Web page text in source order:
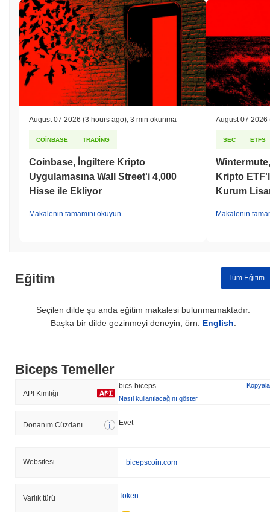
August 07 2026 (3 hours ago) 3 min okunma
COINBASE TRADING
Coinbase, İngiltere Kripto
Uygulamasına Wall Street'i 4,000
Hisse ile Ekliyor
Makalenin tamamını okuyun
August 07 2026
SEC ETFS
Kripto
Kurum
Makalenin
Eğitim Tüm Eğitim
Seçilen dilde şu anda eğitim makalesi bulunmamaktadır.
Başka bir dilde gezinmeyi deneyin, örn. English
Biceps Temeller
API Kimliği
bics-biceps
Kopyala
Nasıl kullanılacağını göster
Donanım Cüzdanı Evet
Websitesi bicepscoin.com
Varlık türü Token